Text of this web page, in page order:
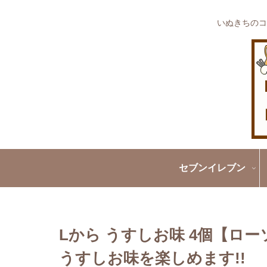
いぬきちの
セブンイレブン
Lから うすしお味 4個【ロ
うすしお味を楽しめます!!